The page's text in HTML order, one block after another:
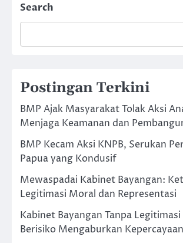
Search
Postingan Terkini
BMP Ajak Masyarakat Tolak Aksi
Menjaga Keamanan dan
BMP Kecam Aksi KNPB, Serukan
Papua yang Kondusif
Mewaspadai Kabinet Bayangan:
Legitimasi Moral dan Representasi
Kabinet Bayangan Tanpa
Berisiko Mengaburkan